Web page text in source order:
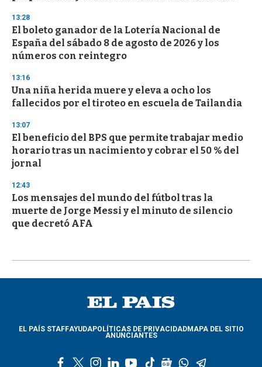
13:28
El boleto ganador de la Lotería Nacional de
España del sábado 8 de agosto de 2026 y los
números con reintegro
13:16
Una niña herida muere y eleva a ocho los
fallecidos por el tiroteo en escuela de Tailandia
13:07
El beneficio del BPS que permite trabajar medio
horario tras un nacimiento y cobrar el 50 % del
jornal
12:43
Los mensajes del mundo del fútbol tras la
muerte de Jorge Messi y el minuto de silencio
que decretó AFA
EL PAÍS STAFFAYUDAPOLÍTICAS DE PRIVACIDADMAPA DEL SITIO
ANUNCIANTES
l
y
t
g
w